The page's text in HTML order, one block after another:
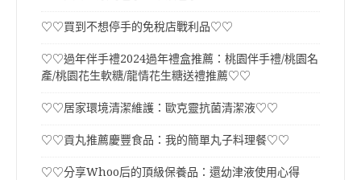
♡♡買到不想停手的免稅店戰利品♡♡
♡♡過年伴手禮2024過年禮盒推薦：桃園伴手禮/桃園名
產/桃園花生軟糖/龍情花生糖送禮推薦♡♡
♡♡居家環境清潔維護：歐克靈抗菌清潔液♡♡
♡♡貢丸推薦慶豐食品：我的簡單丸子料理餐♡♡
♡♡分享Whoo后的頂級保養品：還幼津液使用心得